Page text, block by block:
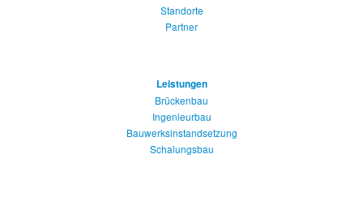
Standorte
Partner
Leistungen
Brückenbau
Ingenieurbau
Bauwerksinstandsetzung
Schalungsbau